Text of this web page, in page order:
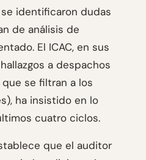
identificaron dudas
de análisis de
El ICAC, en sus
a despachos
se filtran a los
ha insistido en lo
cuatro ciclos.
que el auditor